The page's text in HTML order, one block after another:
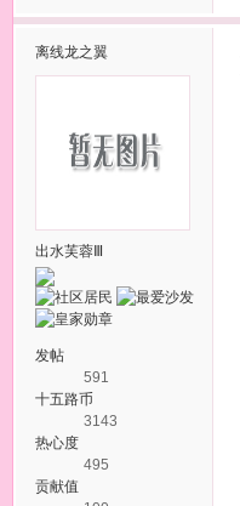
离线龙之翼
出水芙蓉Ⅲ
发帖
591
十五路币
3143
热心度
495
贡献值